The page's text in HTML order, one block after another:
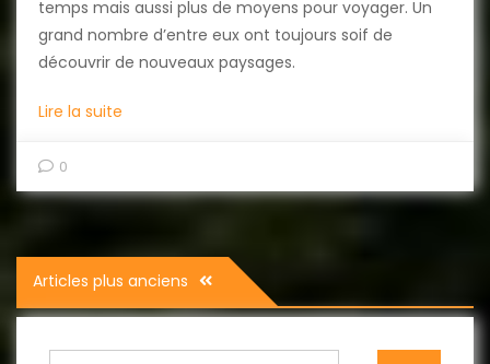
temps mais aussi plus de moyens pour voyager. Un
grand nombre d’entre eux ont toujours soif de
découvrir de nouveaux paysages.
Lire la suite
0
Navigation
des
Articles plus anciens